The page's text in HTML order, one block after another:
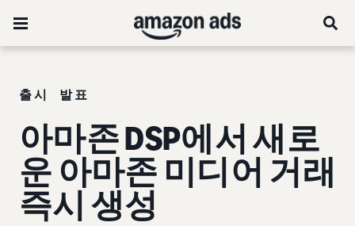
출시 발표
아마존 DSP에서 새로
운 아마존 미디어 거래
즉시 생성